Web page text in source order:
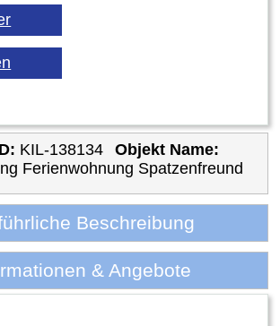
KIL-138134
Objekt Name:
Ferienwohnung Spatzenfreund
Beschreibung
& Angebote